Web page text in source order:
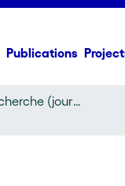
Publications
Article de recherche (journal article)